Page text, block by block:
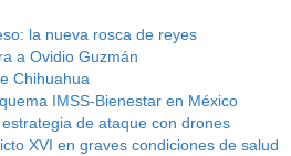
la nueva rosca de reyes
a Ovidio Guzmán
Chihuahua
IMSS-Bienestar en México
de ataque con drones
XVI en graves condiciones de salud